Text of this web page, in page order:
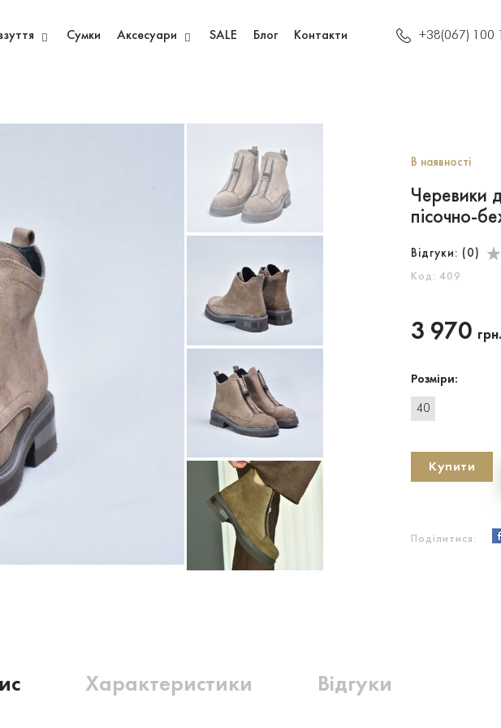
Сумки Аксесуари SALE Блог Контакти +38(067) 100
В наявності
Черевики
пісочно-
Відгуки: ( 0 )
Код: 409
3 970 грн.
Розміри:
40
Купити
Поділитися:
Характеристики Відгуки